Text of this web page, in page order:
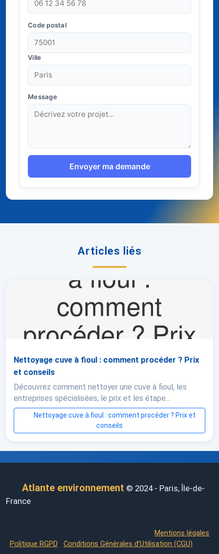
Code postal
Ville
Message
Envoyer ma demande
Articles liés
Nettoyage cuve à fioul : comment procéder ? Prix
et conseils
Découvrez comment nettoyer une cuve à fioul, les
entreprises spécialisées, le prix et les étape...
Nettoyage cuve à fioul : comment procéder ? Prix et
conseils
Atlante environnement © 2024 - Paris, Île-de-
France
Entreprise engagée pour l’environnement |Mentions légales
Politique RGPD Conditions Générales d’Utilisation (CGU)